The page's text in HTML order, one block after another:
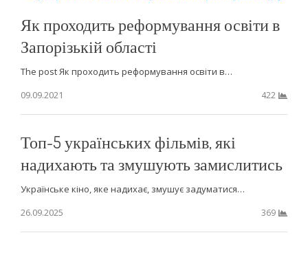
Як проходить реформування освіти в
Запорізькій області
The post Як проходить реформування освіти в…
09.09.2021
422
Топ-5 українських фільмів, які
надихають та змушують замислитись
Українське кіно, яке надихає, змушує задуматися…
26.09.2025
369